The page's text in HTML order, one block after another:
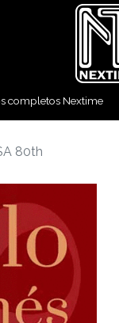
completos Nextime
80th